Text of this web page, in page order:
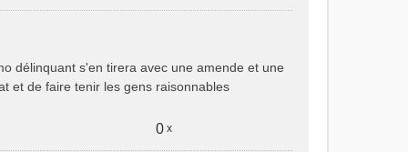
délinquant s'en tirera avec une amende et une
et de faire tenir les gens raisonnables
0 x